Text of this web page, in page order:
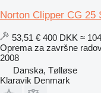
Norton Clipper CG 25
53,51 € 400 DKK ≈
Oprema za završne
2008
Danska, Tølløse
Klaravik Denmark